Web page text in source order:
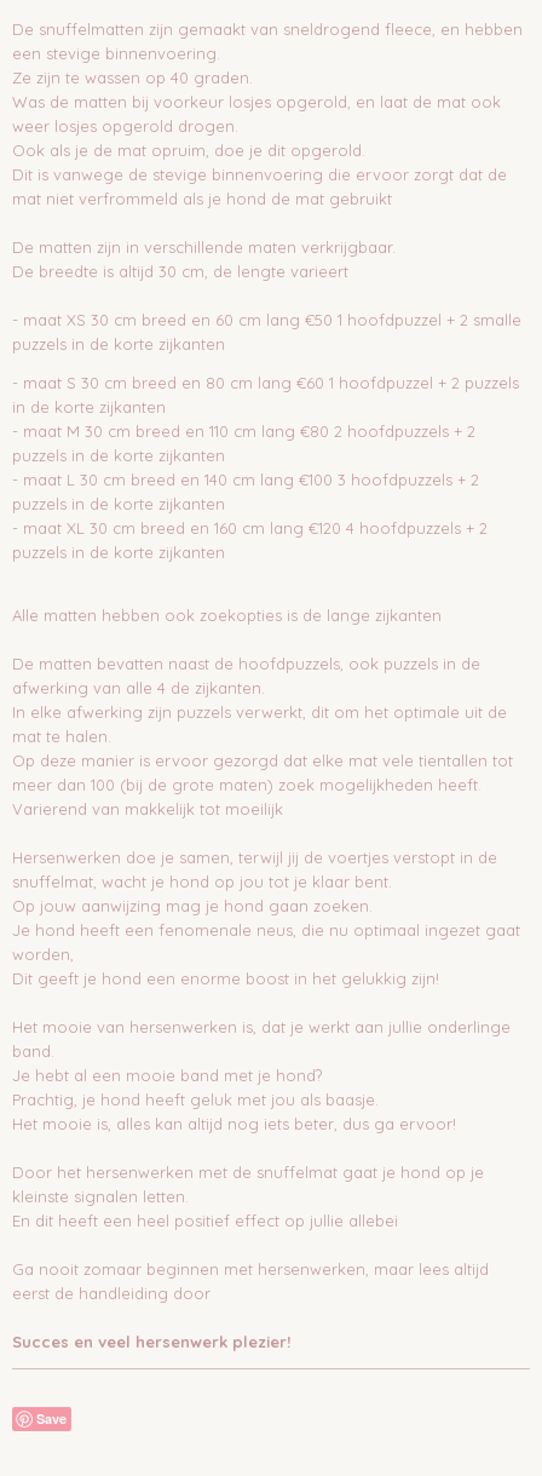
De snuffelmatten zijn gemaakt van sneldrogend fleece, en hebben
een stevige binnenvoering.
Ze zijn te wassen op 40 graden.
Was de matten bij voorkeur losjes opgerold, en laat de mat ook
weer losjes opgerold drogen.
Ook als je de mat opruim, doe je dit opgerold.
Dit is vanwege de stevige binnenvoering die ervoor zorgt dat de
mat niet verfrommeld als je hond de mat gebruikt
De matten zijn in verschillende maten verkrijgbaar.
De breedte is altijd 30 cm, de lengte varieert
- maat XS 30 cm breed en 60 cm lang €50 1 hoofdpuzzel + 2 smalle
puzzels in de korte zijkanten
- maat S 30 cm breed en 80 cm lang €60 1 hoofdpuzzel + 2 puzzels
in de korte zijkanten
- maat M 30 cm breed en 110 cm lang €80 2 hoofdpuzzels + 2
puzzels in de korte zijkanten
- maat L 30 cm breed en 140 cm lang €100 3 hoofdpuzzels + 2
puzzels in de korte zijkanten
- maat XL 30 cm breed en 160 cm lang €120 4 hoofdpuzzels + 2
puzzels in de korte zijkanten
Alle matten hebben ook zoekopties is de lange zijkanten
De matten bevatten naast de hoofdpuzzels, ook puzzels in de
afwerking van alle 4 de zijkanten.
In elke afwerking zijn puzzels verwerkt, dit om het optimale uit de
mat te halen.
Op deze manier is ervoor gezorgd dat elke mat vele tientallen tot
meer dan 100 (bij de grote maten) zoek mogelijkheden heeft.
Varierend van makkelijk tot moeilijk
Hersenwerken doe je samen, terwijl jij de voertjes verstopt in de
snuffelmat, wacht je hond op jou tot je klaar bent.
Op jouw aanwijzing mag je hond gaan zoeken.
Je hond heeft een fenomenale neus, die nu optimaal ingezet gaat
worden,
Dit geeft je hond een enorme boost in het gelukkig zijn!
Het mooie van hersenwerken is, dat je werkt aan jullie onderlinge
band.
Je hebt al een mooie band met je hond?
Prachtig, je hond heeft geluk met jou als baasje.
Het mooie is, alles kan altijd nog iets beter, dus ga ervoor!
Door het hersenwerken met de snuffelmat gaat je hond op je
kleinste signalen letten.
En dit heeft een heel positief effect op jullie allebei
Ga nooit zomaar beginnen met hersenwerken, maar lees altijd
eerst de handleiding door
Succes en veel hersenwerk plezier!
Save